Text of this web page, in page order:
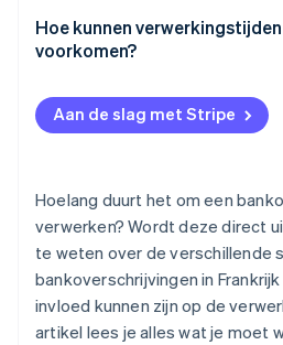
Interbancaire overschrijven
Hoe kunnen
voorkomen?
Aan de slag met Stripe
Hoelang duurt het om een
verwerken? Wordt deze direct
te weten over de verschillende
bankoverschrijvingen in
invloed kunnen zijn op de
artikel lees je alles wat je moet